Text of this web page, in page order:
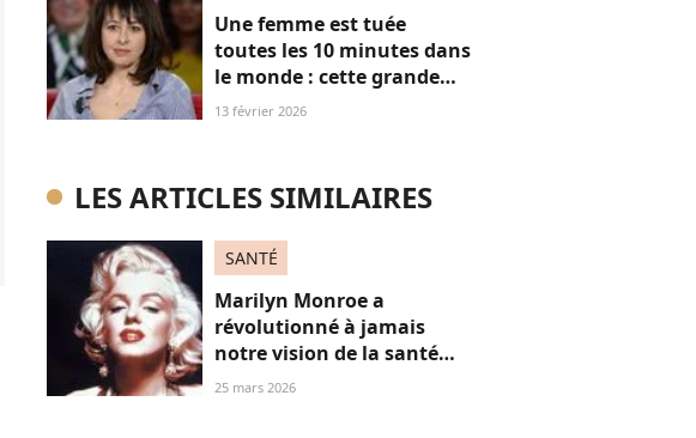
Une femme est tuée
toutes les 10 minutes dans
le monde : cette grande
actrice et amie de Marie
13 février 2026
LES ARTICLES SIMILAIRES
SANTÉ
Marilyn Monroe a
révolutionné à jamais
notre vision de la santé
mentale (bien avant
25 mars 2026